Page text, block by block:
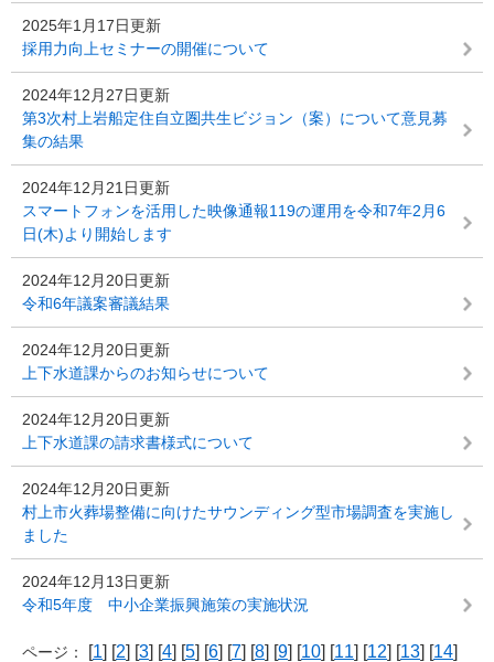
2025年1月17日更新
採用力向上セミナーの開催について
2024年12月27日更新
第3次村上岩船定住自立圏共生ビジョン（案）について意見募
集の結果
2024年12月21日更新
スマートフォンを活用した映像通報119の運用を令和7年2月6
日(木)より開始します
2024年12月20日更新
令和6年議案審議結果
2024年12月20日更新
上下水道課からのお知らせについて
2024年12月20日更新
上下水道課の請求書様式について
2024年12月20日更新
村上市火葬場整備に向けたサウンディング型市場調査を実施し
ました
2024年12月13日更新
令和5年度 中小企業振興施策の実施状況
ページ： [1] [2] [3] [4] [5] [6] [7] [8] [9] [10] [11] [12] [13] [14]